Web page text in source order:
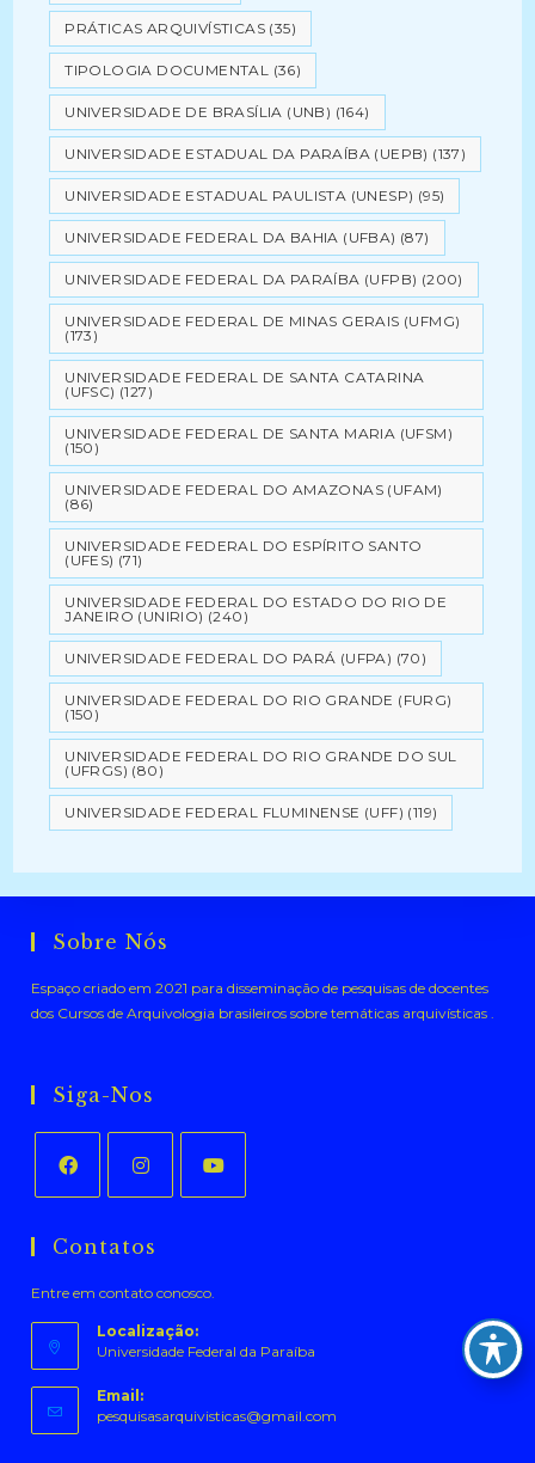
PRÁTICAS ARQUIVÍSTICAS (35)
TIPOLOGIA DOCUMENTAL (36)
UNIVERSIDADE DE BRASÍLIA (UNB) (164)
UNIVERSIDADE ESTADUAL DA PARAÍBA (UEPB) (137)
UNIVERSIDADE ESTADUAL PAULISTA (UNESP) (95)
UNIVERSIDADE FEDERAL DA BAHIA (UFBA) (87)
UNIVERSIDADE FEDERAL DA PARAÍBA (UFPB) (200)
UNIVERSIDADE FEDERAL DE MINAS GERAIS (UFMG)
(173)
UNIVERSIDADE FEDERAL DE SANTA CATARINA
(UFSC) (127)
UNIVERSIDADE FEDERAL DE SANTA MARIA (UFSM)
(150)
UNIVERSIDADE FEDERAL DO AMAZONAS (UFAM)
(86)
UNIVERSIDADE FEDERAL DO ESPÍRITO SANTO
(UFES) (71)
UNIVERSIDADE FEDERAL DO ESTADO DO RIO DE
JANEIRO (UNIRIO) (240)
UNIVERSIDADE FEDERAL DO PARÁ (UFPA) (70)
UNIVERSIDADE FEDERAL DO RIO GRANDE (FURG)
(150)
UNIVERSIDADE FEDERAL DO RIO GRANDE DO SUL
(UFRGS) (80)
UNIVERSIDADE FEDERAL FLUMINENSE (UFF) (119)
Sobre Nós
Espaço criado em 2021 para disseminação de pesquisas de docentes
dos Cursos de Arquivologia brasileiros sobre temáticas arquivísticas .
Siga-Nos
em
nova
aba
em
nova
aba
nova
aba
Contatos
Entre em contato conosco.
Localização:
Universidade Federal da Paraíba
Email:
pesquisasarquivisticas@gmail.com